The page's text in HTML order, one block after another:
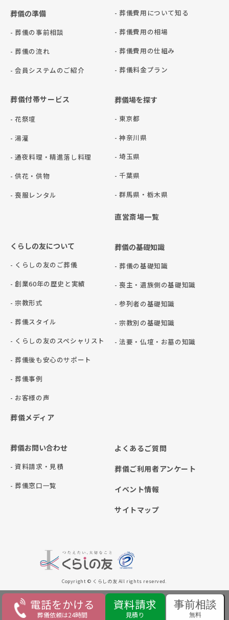
電話をかける
葬儀依頼は24時間
資料請求
見積り
事前相談
無料
葬儀の準備
- 葬儀の事前相談
- 葬儀の流れ
- 会員システムのご紹介
- 葬儀費用について知る
- 葬儀費用の相場
- 葬儀費用の仕組み
- 葬儀料金プラン
葬儀付帯サービス
- 花祭壇
- 湯灌
- 通夜料理・精進落し料理
- 供花・供物
- 喪服レンタル
葬儀場を探す
- 東京都
- 神奈川県
- 埼玉県
- 千葉県
- 群⾺県・栃⽊県
直営斎場一覧
くらしの友について
- くらしの友のご葬儀
- 創業60年の歴史と実績
- 宗教形式
- 葬儀スタイル
- くらしの友のスペシャリスト
- 葬儀後も安心のサポート
- 葬儀事例
- お客様の声
葬儀メディア
葬儀の基礎知識
- 葬儀の基礎知識
- 喪主・遺族側の基礎知識
- 参列者の基礎知識
- 宗教別の基礎知識
- 法要・仏壇・お墓の知識
葬儀お問い合わせ
- 資料請求・見積
- 葬儀窓口一覧
よくあるご質問
葬儀ご利用者アンケート
イベント情報
サイトマップ
Copyright © くらしの友 All rights reserved.